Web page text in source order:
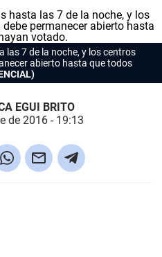
7 de la noche, y los centros
abierto hasta que todos
EGUI BRITO
de 2016 - 19:13